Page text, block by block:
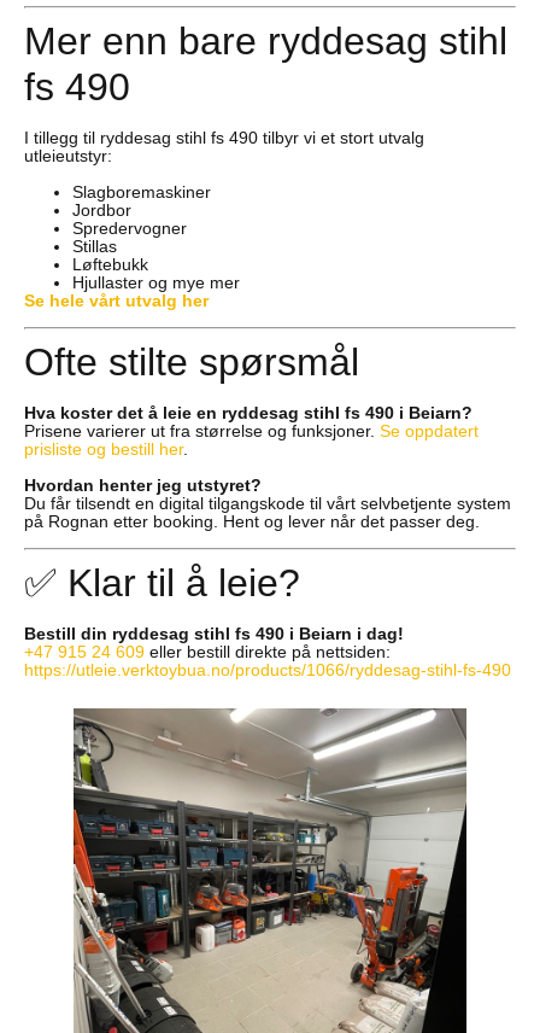
Mer enn bare ryddesag stihl
fs 490
I tillegg til ryddesag stihl fs 490 tilbyr vi et stort utvalg
utleieutstyr:
Slagboremaskiner
Jordbor
Spredervogner
Stillas
Løftebukk
Hjullaster og mye mer
Se hele vårt utvalg her
Ofte stilte spørsmål
Hva koster det å leie en ryddesag stihl fs 490 i Beiarn?
Prisene varierer ut fra størrelse og funksjoner. Se oppdatert
prisliste og bestill her.
Hvordan henter jeg utstyret?
Du får tilsendt en digital tilgangskode til vårt selvbetjente system
på Rognan etter booking. Hent og lever når det passer deg.
✅ Klar til å leie?
Bestill din ryddesag stihl fs 490 i Beiarn i dag!
+47 915 24 609 eller bestill direkte på nettsiden:
https://utleie.verktoybua.no/products/1066/ryddesag-stihl-fs-490